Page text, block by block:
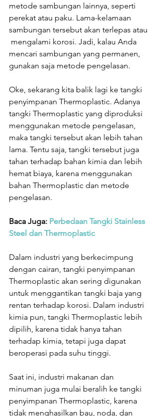
metode sambungan lainnya, seperti
perekat atau paku. Lama-kelamaan
sambungan tersebut akan terlepas atau
mengalami korosi. Jadi, kalau Anda
mencari sambungan yang permanen,
gunakan saja metode pengelasan.
Oke, sekarang kita balik lagi ke tangki
penyimpanan Thermoplastic. Adanya
tangki Thermoplastic yang diproduksi
menggunakan metode pengelasan,
maka tangki tersebut akan lebih tahan
lama. Tentu saja, tangki tersebut juga
tahan terhadap bahan kimia dan lebih
hemat biaya, karena menggunakan
bahan Thermoplastic dan metode
pengelasan.
Baca Juga: Perbedaan Tangki Stainless
Steel dan Thermoplastic
Dalam industri yang berkecimpung
dengan cairan, tangki penyimpanan
Thermoplastic akan sering digunakan
untuk menggantikan tangki baja yang
rentan terhadap korosi. Dalam industri
kimia pun, tangki Thermoplastic lebih
dipilih, karena tidak hanya tahan
terhadap kimia, tetapi juga dapat
beroperasi pada suhu tinggi.
Saat ini, industri makanan dan
minuman juga mulai beralih ke tangki
penyimpanan Thermoplastic, karena
tidak menghasilkan bau, noda, dan